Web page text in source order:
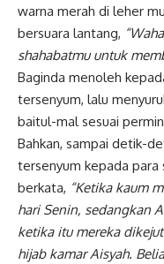
warna merah di leher
bersuara lantang,
shahabatmu untuk
Baginda menoleh
tersenyum, lalu
baitul-mal sesuai
Bahkan, sampai detik-
tersenyum kepada para
berkata, “Ketika kaum
hari Senin, sedangkan
ketika itu mereka
hijab kamar Aisyah.